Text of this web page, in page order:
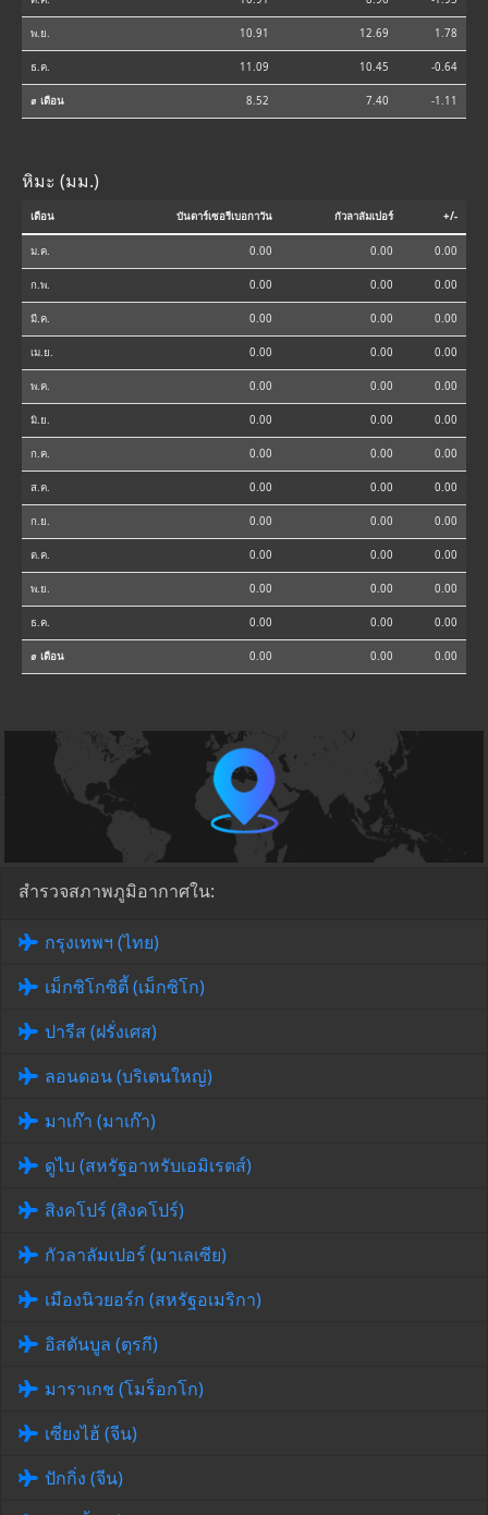
พ.ย. 10.91 12.69 1.78
ธ.ค. 11.09 10.45 -0.64
⌀ เดือน 8.52 7.40 -1.11
หิมะ (มม.)
เดือน บันดาร์เซอรีเบอกาวัน กัวลาลัมเปอร์ +/-
ม.ค. 0.00 0.00 0.00
ก.พ. 0.00 0.00 0.00
มี.ค. 0.00 0.00 0.00
เม.ย. 0.00 0.00 0.00
พ.ค. 0.00 0.00 0.00
มิ.ย. 0.00 0.00 0.00
ก.ค. 0.00 0.00 0.00
ส.ค. 0.00 0.00 0.00
ก.ย. 0.00 0.00 0.00
ต.ค. 0.00 0.00 0.00
พ.ย. 0.00 0.00 0.00
ธ.ค. 0.00 0.00 0.00
⌀ เดือน 0.00 0.00 0.00
สำรวจสภาพภูมิอากาศใน:
กรุงเทพฯ (ไทย)
เม็กซิโกซิตี้ (เม็กซิโก)
ปารีส (ฝรั่งเศส)
ลอนดอน (บริเตนใหญ่)
มาเก๊า (มาเก๊า)
ดูไบ (สหรัฐอาหรับเอมิเรตส์)
สิงคโปร์ (สิงคโปร์)
กัวลาลัมเปอร์ (มาเลเซีย)
เมืองนิวยอร์ก (สหรัฐอเมริกา)
อิสตันบูล (ตุรกี)
มาราเกช (โมร็อกโก)
เซี่ยงไฮ้ (จีน)
ปักกิ่ง (จีน)